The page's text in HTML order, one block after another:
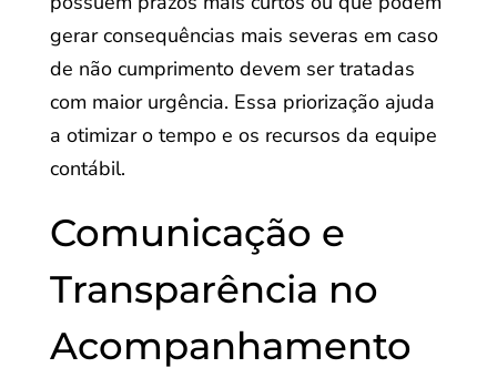
gerar consequências mais severas em caso
de não cumprimento devem ser tratadas
com maior urgência. Essa priorização ajuda
a otimizar o tempo e os recursos da equipe
contábil.
Comunicação e
Transparência no
Acompanhamento